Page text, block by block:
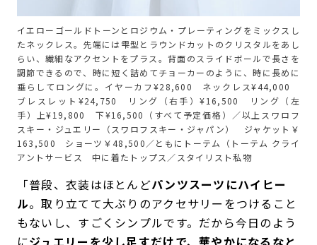
イエローゴールドトーンとロジウム・プレーティングをミックスし
たネックレス。先端には雫型とラウンドカットのクリスタルをあし
らい、繊細なアクセントをプラス。背面のスライドボールで長さを
調節できるので、時に短く詰めてチョーカーのように、時に長めに
垂らしてロングに。イヤーカフ¥28,600 ネックレス¥44,000
ブレスレット¥24,750 リング（右手）¥16,500 リング（左
手）上¥19,800 下¥16,500（すべて予定価格）／以上スワロフ
スキー・ジュエリー（スワロフスキー・ジャパン） ジャケット￥
163,500 ショーツ￥48,500／ともにトーテム（トーテム クライ
アントサービス 中に着たトップス／スタイリスト私物
「普段、衣装はほとんどパンツスーツにハイヒー
ル。取り立てて大ぶりのアクセサリーをつけること
もないし、すごくシンプルです。だから今日のよう
にジュエリーを少し足すだけで、華やかになるなと